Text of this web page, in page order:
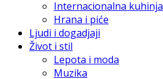
Internacionalna kuhinja
Hrana i piće
Ljudi i dogadjaji
Život i stil
Lepota i moda
Muzika